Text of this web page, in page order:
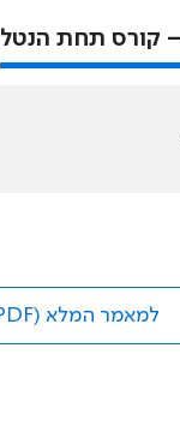
קורס תחת הנטל
למאמר המלא (PDF)